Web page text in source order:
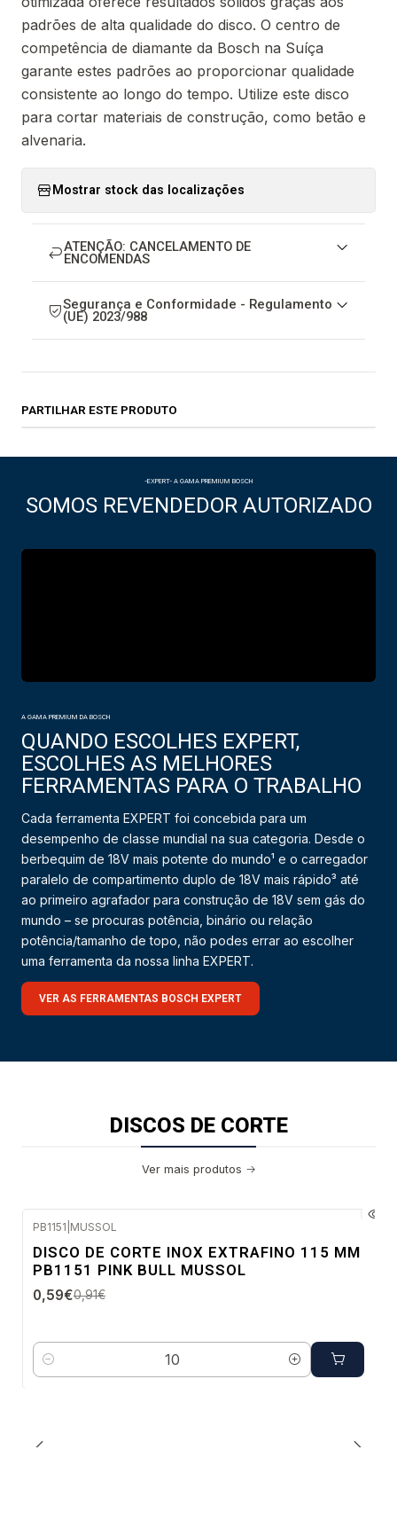
padrões de alta qualidade do disco. O centro de
competência de diamante da Bosch na Suíça
garante estes padrões ao proporcionar qualidade
consistente ao longo do tempo. Utilize este disco
para cortar materiais de construção, como betão e
alvenaria.
Mostrar stock das localizações
ATENÇÃO: CANCELAMENTO DE
ENCOMENDAS
Segurança e Conformidade - Regulamento
(UE) 2023/988
PARTILHAR ESTE PRODUTO
-EXPERT- A GAMA PREMIUM BOSCH
SOMOS REVENDEDOR AUTORIZADO
A GAMA PREMIUM DA BOSCH
QUANDO ESCOLHES EXPERT,
ESCOLHES AS MELHORES
FERRAMENTAS PARA O TRABALHO
Cada ferramenta EXPERT foi concebida para um
desempenho de classe mundial na sua categoria. Desde o
berbequim de 18V mais potente do mundo¹ e o carregador
paralelo de compartimento duplo de 18V mais rápido³ até
ao primeiro agrafador para construção de 18V sem gás do
mundo – se procuras potência, binário ou relação
potência/tamanho de topo, não podes errar ao escolher
uma ferramenta da nossa linha EXPERT.
VER AS FERRAMENTAS BOSCH EXPERT
DISCOS DE CORTE
Ver mais produtos
-35%
DESC.
Envio imediato
PB1151 MUSSOL
DISCO DE CORTE INOX EXTRAFINO 115 MM
PB1151 PINK BULL MUSSOL
0,59€0,91€
Quantidade